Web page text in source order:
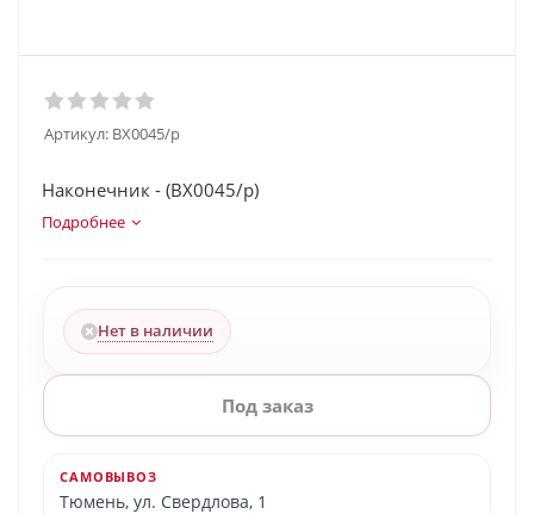
Артикул: BX0045/p
Наконечник - (BX0045/p)
Подробнее
Нет в наличии
Под заказ
САМОВЫВОЗ
Тюмень, ул. Свердлова, 1